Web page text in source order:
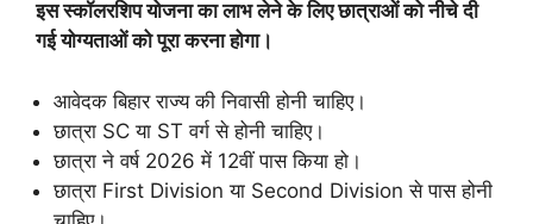
इस स्कॉलरशिप योजना का लाभ लेने के लिए छात्राओं को नीचे दी
गई योग्यताओं को पूरा करना होगा।
आवेदक बिहार राज्य की निवासी होनी चाहिए।
छात्रा SC या ST वर्ग से होनी चाहिए।
छात्रा ने वर्ष 2026 में 12वीं पास किया हो।
छात्रा First Division या Second Division से पास होनी